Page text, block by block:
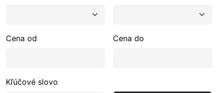
Cena od Cena do
Kľúčové slovo